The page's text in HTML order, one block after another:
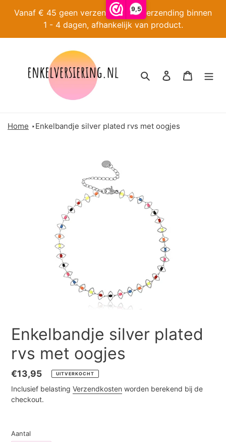
9,5
content
Vanaf € 45 geen verzendkosten. Verzending binnen
1 - 4 dagen, afhankelijk van product.
Zoeken Inloggen
Home Enkelbandje silver plated rvs met oogjes
Enkelbandje silver plated
rvs met oogjes
Normale
prijs
€13,95 UITVERKOCHT
Inclusief belasting Verzendkosten worden berekend bij de
checkout.
Aantal